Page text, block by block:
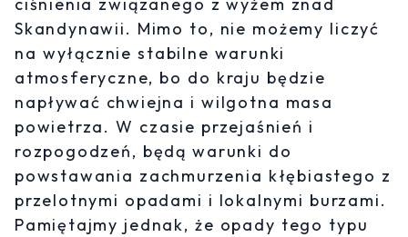
Skandynawii. Mimo to, nie możemy liczyć
na wyłącznie stabilne warunki
atmosferyczne, bo do kraju będzie
napływać chwiejna i wilgotna masa
powietrza. W czasie przejaśnień i
rozpogodzeń, będą warunki do
powstawania zachmurzenia kłębiastego z
przelotnymi opadami i lokalnymi burzami.
Pamiętajmy jednak, że opady tego typu